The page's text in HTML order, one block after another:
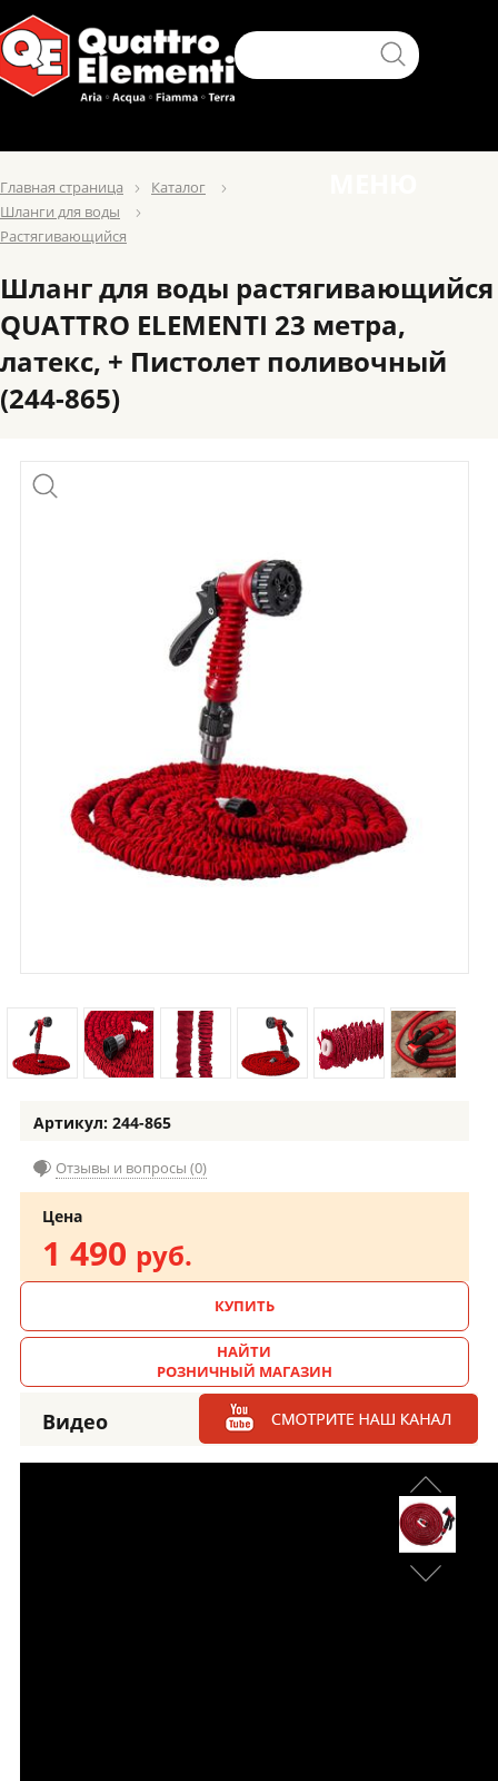
Главная страница
Каталог
Шланги для воды
Растягивающийся
Шланг для воды растягивающийся
QUATTRO ELEMENTI 23 метра,
латекс, + Пистолет поливочный
(244-865)
Артикул: 244-865
Отзывы и вопросы (0)
Цена
1 490 руб.
КУПИТЬ
НАЙТИ
РОЗНИЧНЫЙ МАГАЗИН
Видео